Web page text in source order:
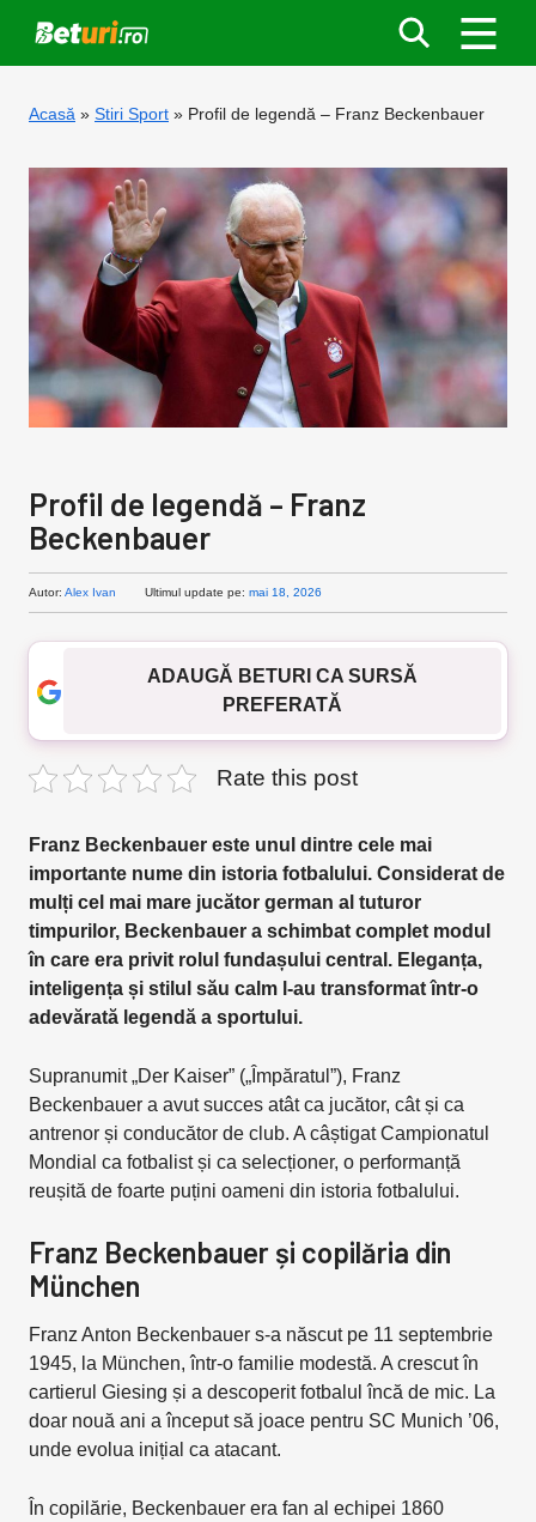
Acasă Stiri Sport Profil de legendă – Franz Beckenbauer
Profil de legendă – Franz
Beckenbauer
Autor: Alex Ivan Ultimul update pe: mai 18, 2026
ADAUGĂ BETURI CA SURSĂ
PREFERATĂ
Rate this post
Franz Beckenbauer este unul dintre cele mai
importante nume din istoria fotbalului. Considerat de
mulți cel mai mare jucător german al tuturor
timpurilor, Beckenbauer a schimbat complet modul
în care era privit rolul fundașului central. Eleganța,
inteligența și stilul său calm l-au transformat într-o
adevărată legendă a sportului.
Supranumit „Der Kaiser” („Împăratul”), Franz
Beckenbauer a avut succes atât ca jucător, cât și ca
antrenor și conducător de club. A câștigat Campionatul
Mondial ca fotbalist și ca selecționer, o performanță
reușită de foarte puțini oameni din istoria fotbalului.
Franz Beckenbauer și copilăria din
München
Franz Anton Beckenbauer s-a născut pe 11 septembrie
1945, la München, într-o familie modestă. A crescut în
cartierul Giesing și a descoperit fotbalul încă de mic. La
doar nouă ani a început să joace pentru SC Munich ’06,
unde evolua inițial ca atacant.
În copilărie, Beckenbauer era fan al echipei 1860